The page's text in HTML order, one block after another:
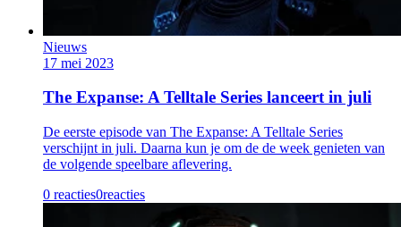
Nieuws
17 mei 2023
The Expanse: A Telltale Series lanceert in juli
De eerste episode van The Expanse: A Telltale Series
verschijnt in juli. Daarna kun je om de de week genieten van
de volgende speelbare aflevering.
0 reacties0reacties